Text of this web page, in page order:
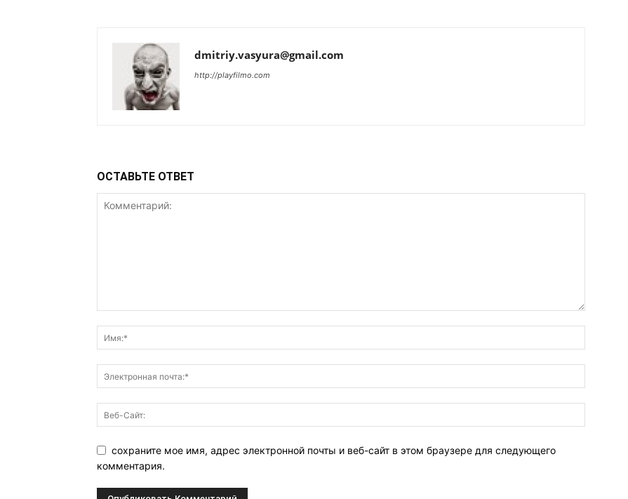
dmitriy.vasyura@gmail.com
http://playfilmo.com
ОСТАВЬТЕ ОТВЕТ
сохраните мое имя, адрес электронной почты и веб-сайт в этом браузере для следующего
комментария.